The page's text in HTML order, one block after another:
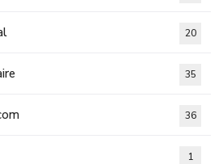
20
35
36
1